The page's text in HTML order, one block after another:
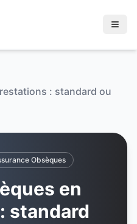
: standard ou
Obsèques
en
standard